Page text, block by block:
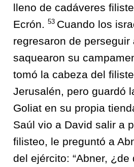
lleno de cadáveres
Ecrón.
53 Cuando los
regresaron de perseguir
saquearon su
tomó la cabeza del
Jerusalén, pero guardó
Goliat en su propia
Saúl vio a David salir a
filisteo, le preguntó a
del ejército: “Abner, ¿de